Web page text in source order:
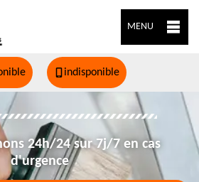
MENU
indisponible
24h/24 sur 7j/7 en cas
d'urgence